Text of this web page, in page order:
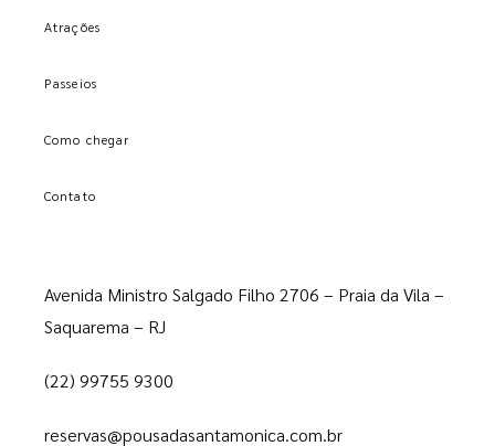
Atrações
Passeios
Como chegar
Contato
Avenida Ministro Salgado Filho 2706 – Praia da Vila –
Saquarema – RJ
(22) 99755 9300
reservas@pousadasantamonica.com.br